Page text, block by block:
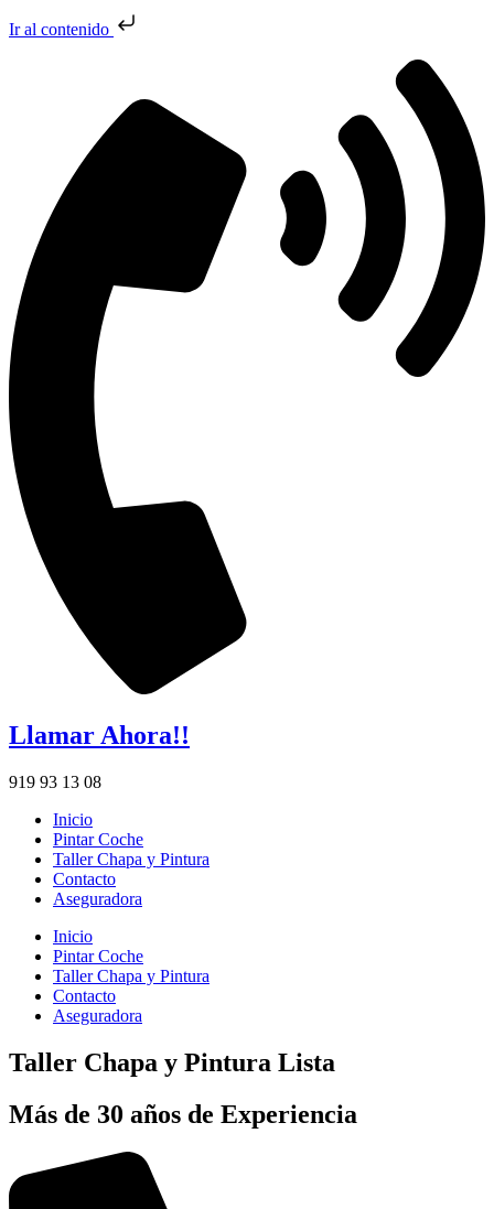
Ir al contenido
Llamar Ahora!!
919 93 13 08
Inicio
Pintar Coche
Taller Chapa y Pintura
Contacto
Aseguradora
Inicio
Pintar Coche
Taller Chapa y Pintura
Contacto
Aseguradora
Taller Chapa y Pintura Lista
Más de 30 años de Experiencia